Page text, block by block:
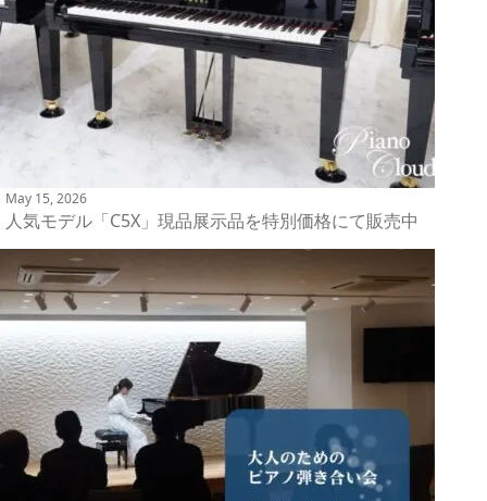
May 15, 2026
人気モデル「C5X」現品展示品を特別価格にて販売中